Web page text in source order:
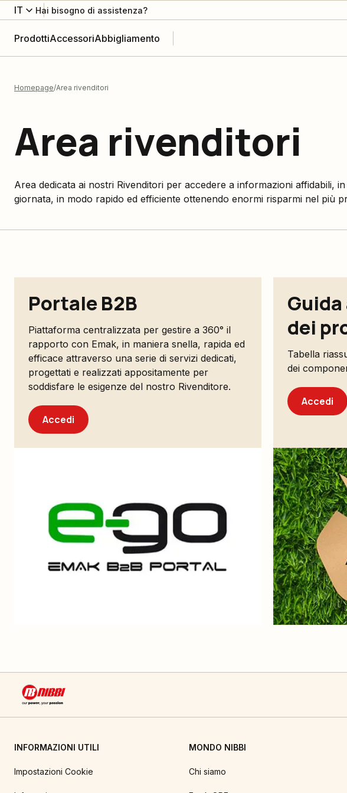
IT Hai bisogno di assistenza?
ProdottiAccessoriAbbigliamento
Homepage Area rivenditori
Area rivenditori
Area dedicata ai nostri Rivenditori per accedere a informazioni affidabili,
giornata, in modo rapido ed efficiente ottenendo enormi risparmi nel più
Portale B2B
Piattaforma centralizzata per gestire a 360° il
rapporto con Emak, in maniera snella, rapida ed
efficace attraverso una serie di servizi dedicati,
progettati e realizzati appositamente per
soddisfare le esigenze del nostro Rivenditore.
Accedi
dei
Tabella
dei
Accedi
INFORMAZIONI UTILI
Impostazioni Cookie
MONDO NIBBI
Chi siamo